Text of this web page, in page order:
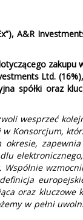
A&R
zakupu
Ltd.
spółki oraz
wesprzeć
Konsorcjum,
oraz kluczowe
w pełni